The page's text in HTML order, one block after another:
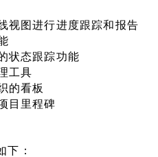
视图进行进度跟踪和报告
状态跟踪功能
工具
的看板
目里程碑
下：